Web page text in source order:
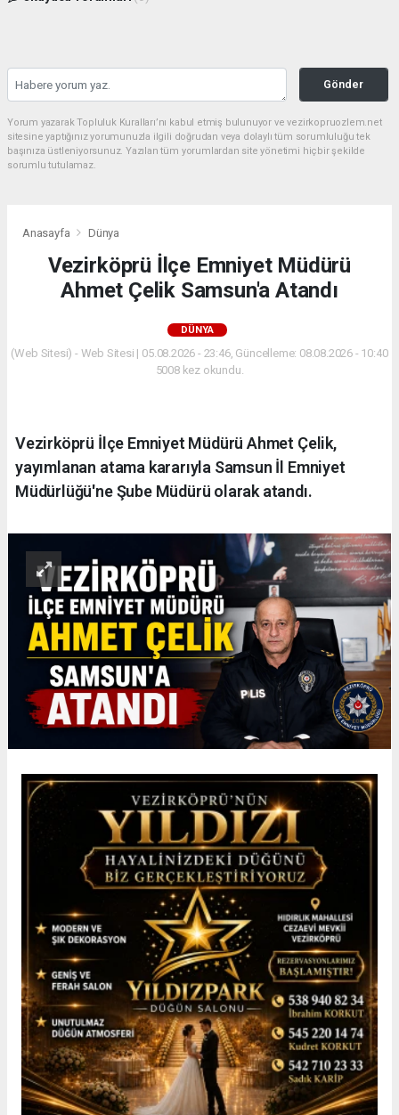
Gönder
Yorum yazarak Topluluk Kuralları’nı kabul etmiş bulunuyor ve vezirkopruozlem.net
sitesine yaptığınız yorumunuzla ilgili doğrudan veya dolaylı tüm sorumluluğu tek
başınıza üstleniyorsunuz. Yazılan tüm yorumlardan site yönetimi hiçbir şekilde
sorumlu tutulamaz.
Anasayfa Dünya
Vezirköprü İlçe Emniyet Müdürü
Ahmet Çelik Samsun'a Atandı
DÜNYA
(Web Sitesi) - Web Sitesi | 05.08.2026 - 23:46, Güncelleme: 08.08.2026 - 10:40
5008 kez okundu.
Vezirköprü İlçe Emniyet Müdürü Ahmet Çelik,
yayımlanan atama kararıyla Samsun İl Emniyet
Müdürlüğü'ne Şube Müdürü olarak atandı.